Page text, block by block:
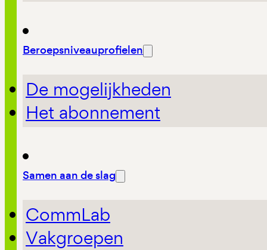
Beroepsniveauprofielen
De mogelijkheden
Het abonnement
Samen aan de slag
CommLab
Vakgroepen